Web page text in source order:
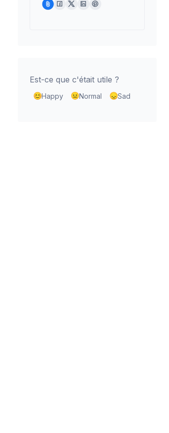
Est-ce que c'était utile ?
Happy Normal Sad